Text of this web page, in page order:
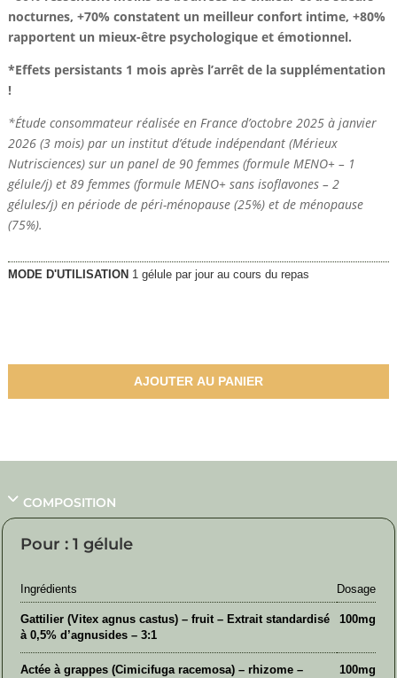
nocturnes, +70% constatent un meilleur confort intime, +80%
rapportent un mieux-être psychologique et émotionnel.
*Effets persistants 1 mois après l’arrêt de la supplémentation
!
*Étude consommateur réalisée en France d’octobre 2025 à janvier
2026 (3 mois) par un institut d’étude indépendant (Mérieux
Nutrisciences) sur un panel de 90 femmes (formule MENO+ – 1
gélule/j) et 89 femmes (formule MENO+ sans isoflavones – 2
gélules/j) en période de péri-ménopause (25%) et de ménopause
(75%).
MODE D'UTILISATION 1 gélule par jour au cours du repas
AJOUTER AU PANIER
COMPOSITION
Pour : 1 gélule
Ingrédients Dosage
Gattilier (Vitex agnus castus) – fruit – Extrait standardisé
à 0,5% d’agnusides – 3:1
100mg
Actée à grappes (Cimicifuga racemosa) – rhizome –
100mg